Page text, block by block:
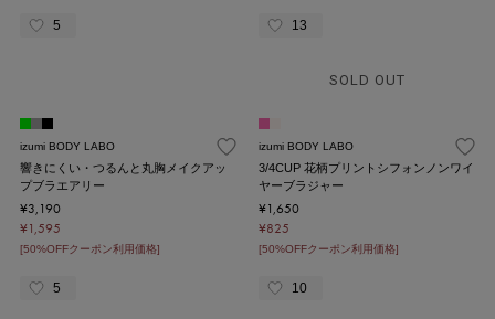
5 13
izumi BODY LABO
響きにくい・つるんと丸胸メイクアッ
プブラエアリー
¥3,190
¥1,595
[50%OFFクーポン利用価格]
5
SOLD OUT
izumi BODY LABO
3/4CUP 花柄プリントシフォンノンワイ
ヤーブラジャー
¥1,650
¥825
[50%OFFクーポン利用価格]
10